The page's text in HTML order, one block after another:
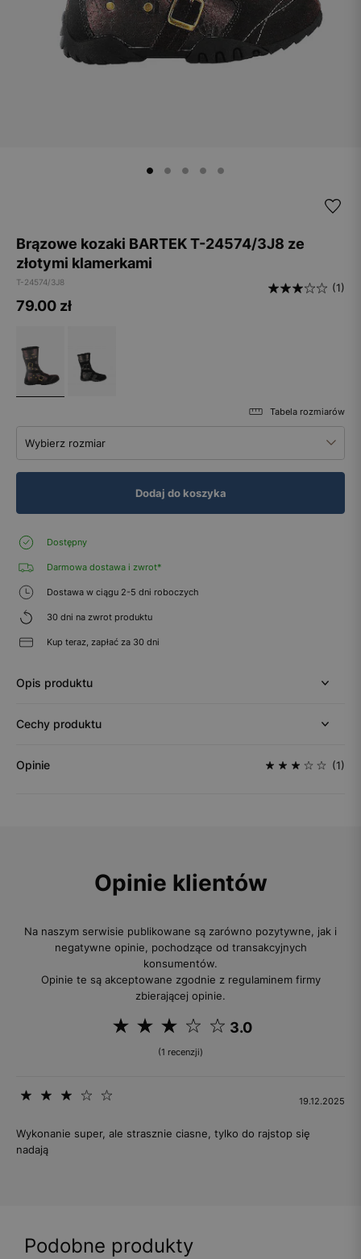
Brązowe kozaki BARTEK T-24574/3J8 ze
złotymi klamerkami
T-24574/3J8 (1)
79.00 zł
Tabela rozmiarów
Wybierz rozmiar
Dodaj do koszyka
Dostępny
Darmowa dostawa i zwrot*
Dostawa w ciągu 2-5 dni roboczych
30 dni na zwrot produktu
Kup teraz, zapłać za 30 dni
Opis produktu
Cechy produktu
Opinie (1)
Opinie klientów
Na naszym serwisie publikowane są zarówno pozytywne, jak i
negatywne opinie, pochodzące od transakcyjnych
konsumentów.
Opinie te są akceptowane zgodnie z regulaminem firmy
zbierającej opinie.
3.0
(1 recenzji)
19.12.2025
Wykonanie super, ale strasznie ciasne, tylko do rajstop się
nadają
Podobne produkty